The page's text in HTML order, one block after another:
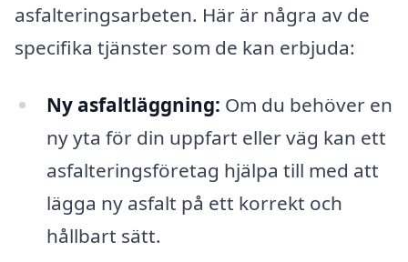
asfalteringsarbeten. Här är några av de
specifika tjänster som de kan erbjuda:
Ny asfaltläggning: Om du behöver en
ny yta för din uppfart eller väg kan ett
asfalteringsföretag hjälpa till med att
lägga ny asfalt på ett korrekt och
hållbart sätt.